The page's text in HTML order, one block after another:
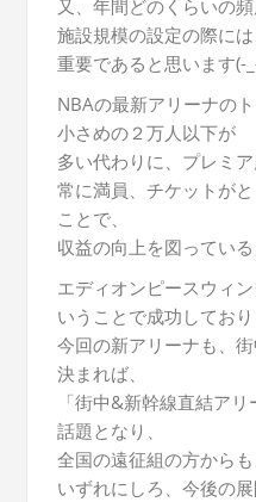
又、年間どのくらいの
施設規模の設定の際に
重要であると思います(-
NBAの最新アリーナの
小さめの２万人以下が
多い代わりに、プレミ
常に満員、 チケットが
ことで、
収益の向上を図っている
エディオンピースウィ
いうことで成功してお
今回の新アリーナも、
決まれば、
「街中&新幹線直結ア
話題となり、
全国の遠征組の方から
いずれにしろ、今後の